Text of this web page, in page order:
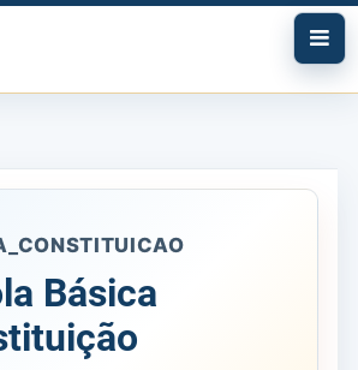
Básica